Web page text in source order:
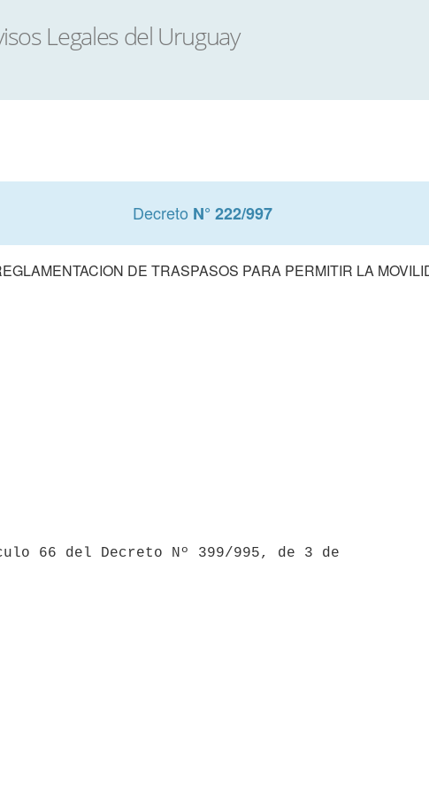
Decreto N° 222/997
DE TRASPASOS PARA PERMITIR LA